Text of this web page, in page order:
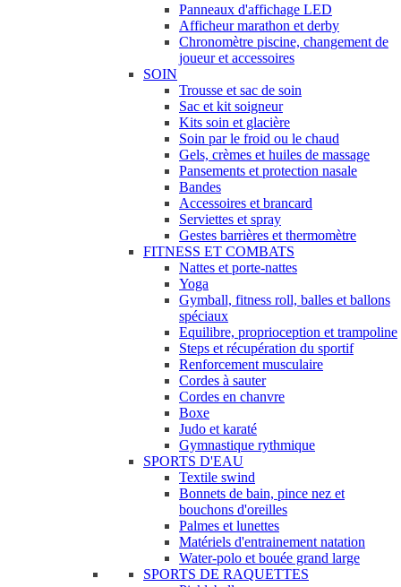
Panneaux d'affichage LED
Afficheur marathon et derby
Chronomètre piscine, changement de
joueur et accessoires
SOIN
Trousse et sac de soin
Sac et kit soigneur
Kits soin et glacière
Soin par le froid ou le chaud
Gels, crèmes et huiles de massage
Pansements et protection nasale
Bandes
Accessoires et brancard
Serviettes et spray
Gestes barrières et thermomètre
FITNESS ET COMBATS
Nattes et porte-nattes
Yoga
Gymball, fitness roll, balles et ballons
spéciaux
Equilibre, proprioception et trampoline
Steps et récupération du sportif
Renforcement musculaire
Cordes à sauter
Cordes en chanvre
Boxe
Judo et karaté
Gymnastique rythmique
SPORTS D'EAU
Textile swind
Bonnets de bain, pince nez et
bouchons d'oreilles
Palmes et lunettes
Matériels d'entrainement natation
Water-polo et bouée grand large
SPORTS DE RAQUETTES